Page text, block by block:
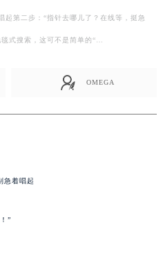
起第二步：“指针去哪儿了？在线等，挺急
式搜索，这可不是简单的“…
OMEGA
急着唱起
”